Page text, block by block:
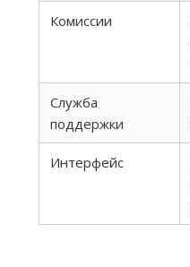
Комиссии
Служба
поддержки
Интерфейс